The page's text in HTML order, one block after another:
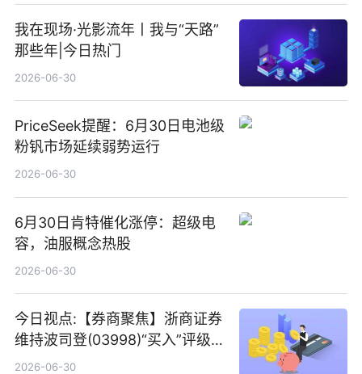
我在现场·光影流年丨我与“天路”
那些年|今日热门
2026-06-30
PriceSeek提醒：6月30日电池级
粉钒市场延续弱势运行
2026-06-30
6月30日肯特催化涨停：超级电
容，油服概念热股
2026-06-30
今日视点:【券商聚焦】浙商证券
维持波司登(03998)“买入”评级
指其业绩高质量稳增长
2026-06-30